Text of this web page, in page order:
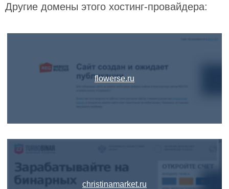
Другие домены этого хостинг-провайдера:
flowerse.ru
christinamarket.ru